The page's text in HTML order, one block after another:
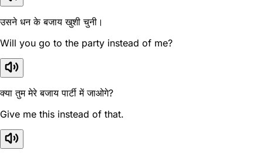
उसने धन के बजाय खुशी चुनी।
Will you go to the party instead of me?
क्या तुम मेरे बजाय पार्टी में जाओगे?
Give me this instead of that.